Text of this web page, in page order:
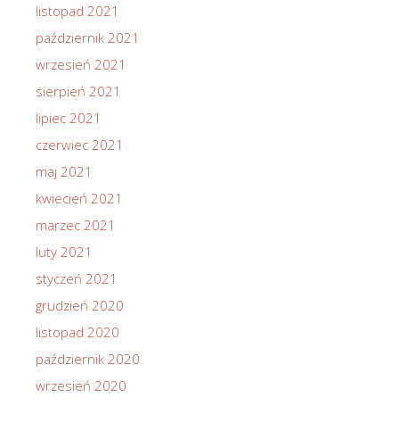
listopad 2021
październik 2021
wrzesień 2021
sierpień 2021
lipiec 2021
czerwiec 2021
maj 2021
kwiecień 2021
marzec 2021
luty 2021
styczeń 2021
grudzień 2020
listopad 2020
październik 2020
wrzesień 2020